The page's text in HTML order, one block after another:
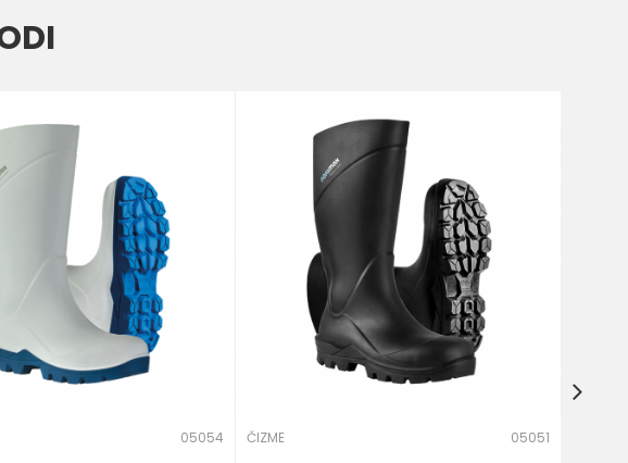
CRNA
05054 ČIZME 05051